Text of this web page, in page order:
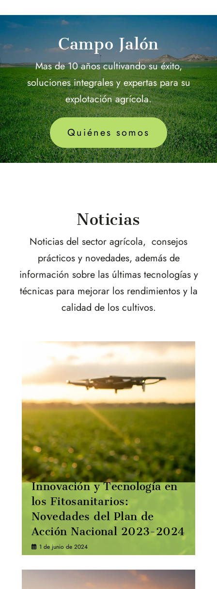
Campo Jalón
Mas de 10 años cultivando su éxito,
soluciones integrales y expertas para su
explotación agrícola.
Quiénes somos
Noticias
Noticias del sector agrícola, consejos
prácticos y novedades, además de
información sobre las últimas tecnologías y
técnicas para mejorar los rendimientos y la
calidad de los cultivos.
Innovación y Tecnología en
los Fitosanitarios:
Novedades del Plan de
Acción Nacional 2023-2024
1 de junio de 2024